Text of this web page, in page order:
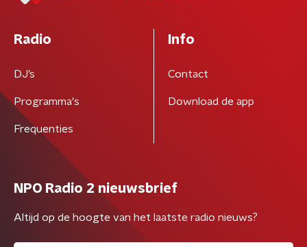
Radio
DJ’s
Programma's
Frequenties
Info
Contact
Download de app
NPO Radio 2 nieuwsbrief
Altijd op de hoogte van het laatste radio nieuws?